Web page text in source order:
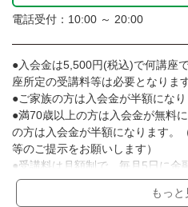
電話受付：10:00 ～ 20:00
●入会金は5,500円(税込)で何講座
座所定の受講料等は必要となります
●ご家族の方は入会金が半額になり
●満70歳以上の方は入会金が無料
の方は入会金が半額になります。
等のご提示をお願いします）
●受講料は月額制で、毎月5日に金
ります。
※講座によってはお支払い方法が
もっと